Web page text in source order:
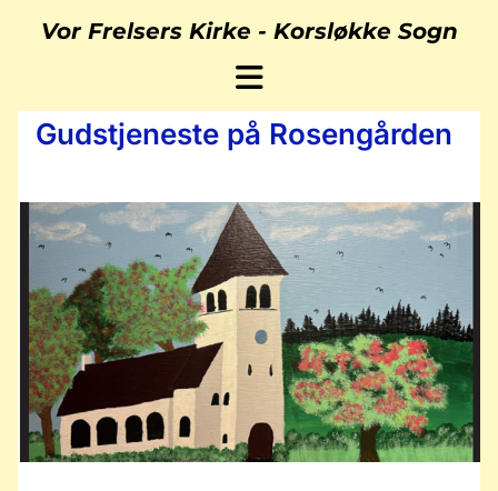
Vor Frelsers Kirke - Korsløkke Sogn
Gudstjeneste på Rosengården